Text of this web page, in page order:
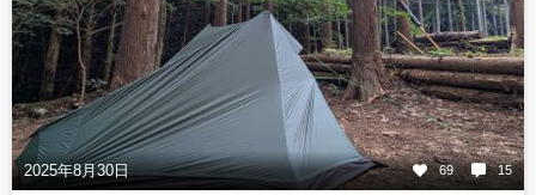
2025年8月30日 69 15